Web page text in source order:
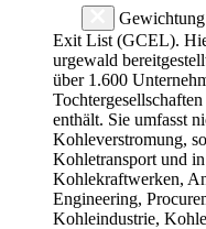
Exit List (GCEL).
urgewald
über 1.600
enthält. Sie umfasst
Kohleverstromung,
Kohletransport und
Kohlekraftwerken,
Engineering,
Kohleindustrie,